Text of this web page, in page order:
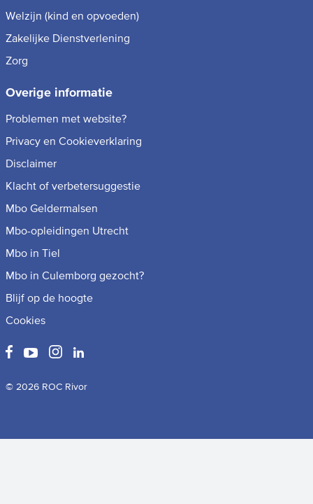
Welzijn (kind en opvoeden)
Zakelijke Dienstverlening
Zorg
Overige informatie
Problemen met website?
Privacy en Cookieverklaring
Disclaimer
Klacht of verbetersuggestie
Mbo Geldermalsen
Mbo-opleidingen Utrecht
Mbo in Tiel
Mbo in Culemborg gezocht?
Blijf op de hoogte
Cookies
© 2026 ROC Rivor